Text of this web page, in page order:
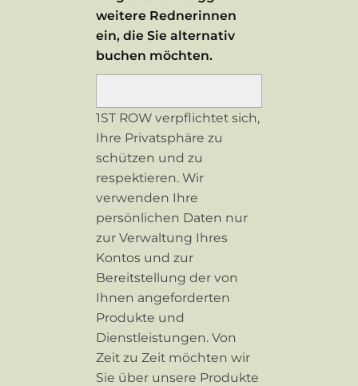
weitere Rednerinnen
ein, die Sie alternativ
buchen möchten.
1ST ROW verpflichtet sich,
Ihre Privatsphäre zu
schützen und zu
respektieren. Wir
verwenden Ihre
persönlichen Daten nur
zur Verwaltung Ihres
Kontos und zur
Bereitstellung der von
Ihnen angeforderten
Produkte und
Dienstleistungen. Von
Zeit zu Zeit möchten wir
Sie über unsere Produkte